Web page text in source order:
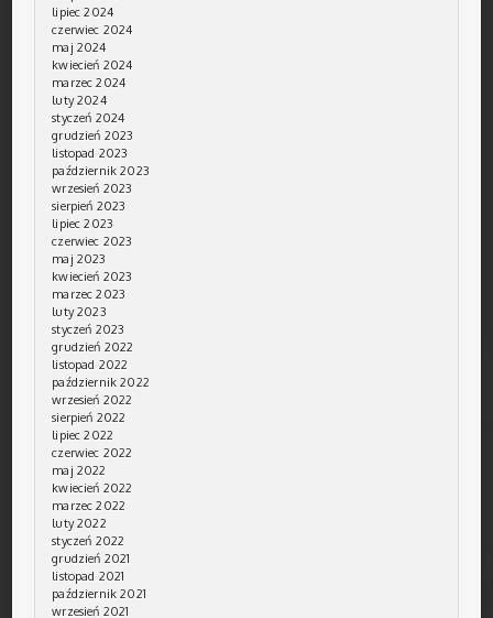
lipiec 2024
czerwiec 2024
maj 2024
kwiecień 2024
marzec 2024
luty 2024
styczeń 2024
grudzień 2023
listopad 2023
październik 2023
wrzesień 2023
sierpień 2023
lipiec 2023
czerwiec 2023
maj 2023
kwiecień 2023
marzec 2023
luty 2023
styczeń 2023
grudzień 2022
listopad 2022
październik 2022
wrzesień 2022
sierpień 2022
lipiec 2022
czerwiec 2022
maj 2022
kwiecień 2022
marzec 2022
luty 2022
styczeń 2022
grudzień 2021
listopad 2021
październik 2021
wrzesień 2021